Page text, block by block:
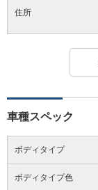
住所
車種スペック
ボディタイプ
ボディタイプ色